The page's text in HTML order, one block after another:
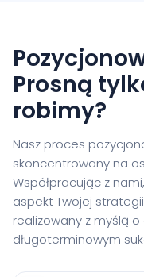
Prosną
robimy?
Nasz proces
skoncentrowany na
Współpracując z
aspekt Twojej
realizowany z myślą
długoterminowym